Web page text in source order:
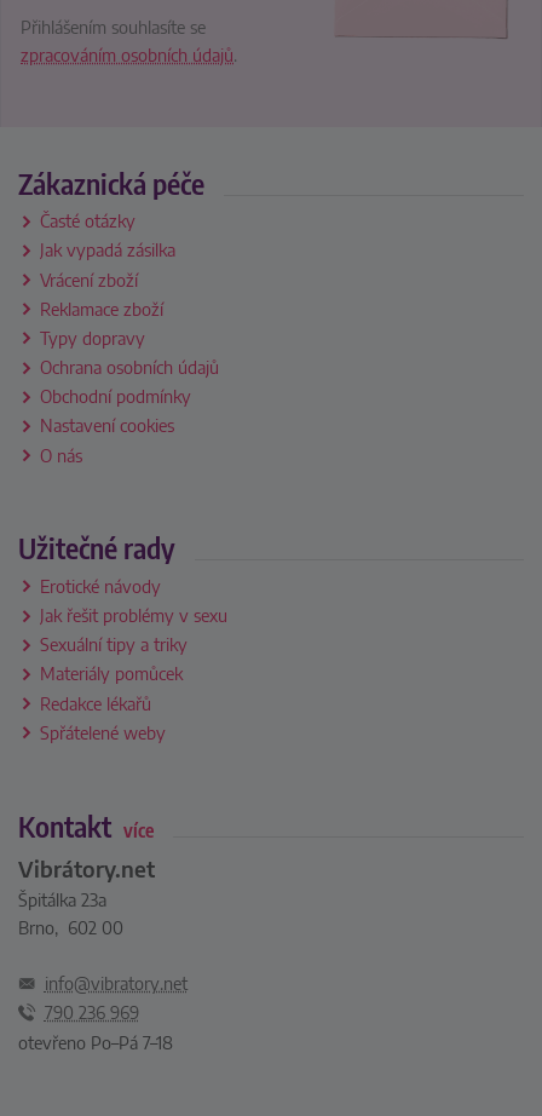
Přihlášením souhlasíte se
zpracováním osobních údajů.
Zákaznická péče
Časté otázky
Jak vypadá zásilka
Vrácení zboží
Reklamace zboží
Typy dopravy
Ochrana osobních údajů
Obchodní podmínky
Nastavení cookies
O nás
Užitečné rady
Erotické návody
Jak řešit problémy v sexu
Sexuální tipy a triky
Materiály pomůcek
Redakce lékařů
Spřátelené weby
Kontakt více
Vibrátory.net
Špitálka 23a
Brno, 602 00
info@vibratory.net
790 236 969
otevřeno Po–Pá 7–18